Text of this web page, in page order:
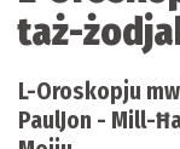
taż-
L-Oroskopju
PaulJon - Mill-